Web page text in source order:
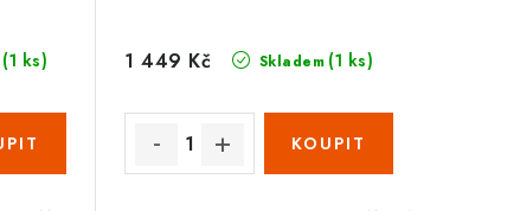
(1 ks) Skladem (1 ks)
1 449 Kč